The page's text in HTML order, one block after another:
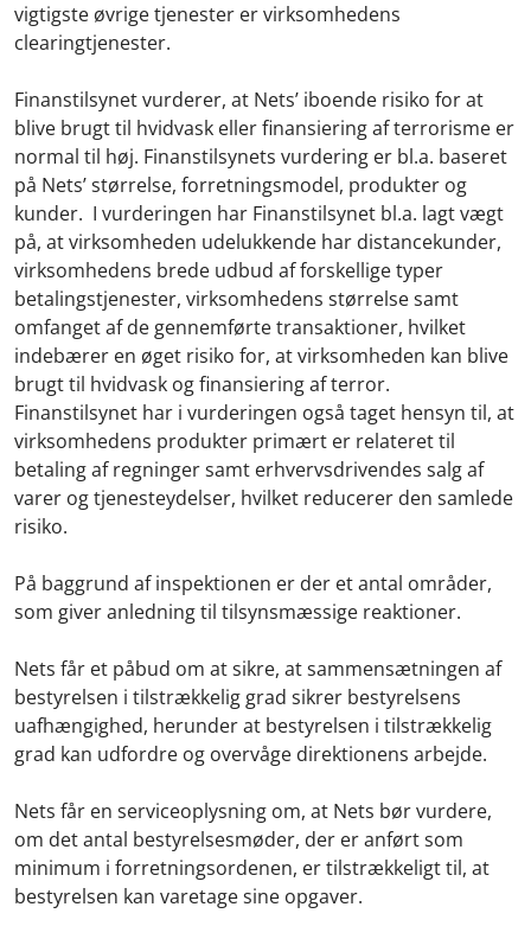
vigtigste øvrige tjenester er virksomhedens
clearingtjenester.
Finanstilsynet vurderer, at Nets’ iboende risiko for at
blive brugt til hvidvask eller finansiering af terrorisme er
normal til høj. Finanstilsynets vurdering er bl.a. baseret
på Nets’ størrelse, forretningsmodel, produkter og
kunder. I vurderingen har Finanstilsynet bl.a. lagt vægt
på, at virksomheden udelukkende har distancekunder,
virksomhedens brede udbud af forskellige typer
betalingstjenester, virksomhedens størrelse samt
omfanget af de gennemførte transaktioner, hvilket
indebærer en øget risiko for, at virksomheden kan blive
brugt til hvidvask og finansiering af terror.
Finanstilsynet har i vurderingen også taget hensyn til, at
virksomhedens produkter primært er relateret til
betaling af regninger samt erhvervsdrivendes salg af
varer og tjenesteydelser, hvilket reducerer den samlede
risiko.
På baggrund af inspektionen er der et antal områder,
som giver anledning til tilsynsmæssige reaktioner.
Nets får et påbud om at sikre, at sammensætningen af
bestyrelsen i tilstrækkelig grad sikrer bestyrelsens
uafhængighed, herunder at bestyrelsen i tilstrækkelig
grad kan udfordre og overvåge direktionens arbejde.
Nets får en serviceoplysning om, at Nets bør vurdere,
om det antal bestyrelsesmøder, der er anført som
minimum i forretningsordenen, er tilstrækkeligt til, at
bestyrelsen kan varetage sine opgaver.